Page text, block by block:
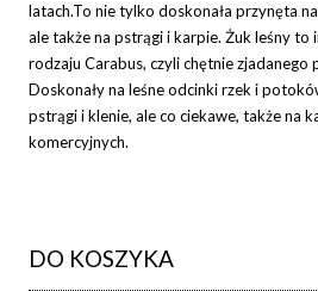
latach.To nie tylko doskonała przynęta
ale także na pstrągi i karpie. Żuk leśny to
rodzaju Carabus, czyli chętnie zjadanego
Doskonały na leśne odcinki rzek i
pstrągi i klenie, ale co ciekawe, także na
komercyjnych.
DO KOSZYKA